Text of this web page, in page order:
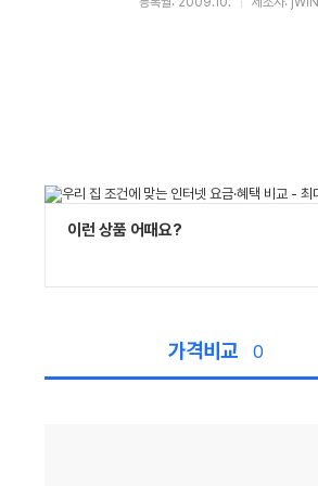
이런 상품 어때요?
가격비교 0